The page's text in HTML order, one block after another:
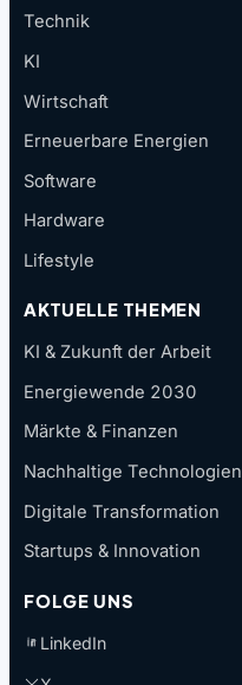
Technik
KI
Wirtschaft
Erneuerbare Energien
Software
Hardware
Lifestyle
AKTUELLE THEMEN
KI & Zukunft der Arbeit
Energiewende 2030
Märkte & Finanzen
Nachhaltige Technologien
Digitale Transformation
Startups & Innovation
FOLGE UNS
LinkedIn